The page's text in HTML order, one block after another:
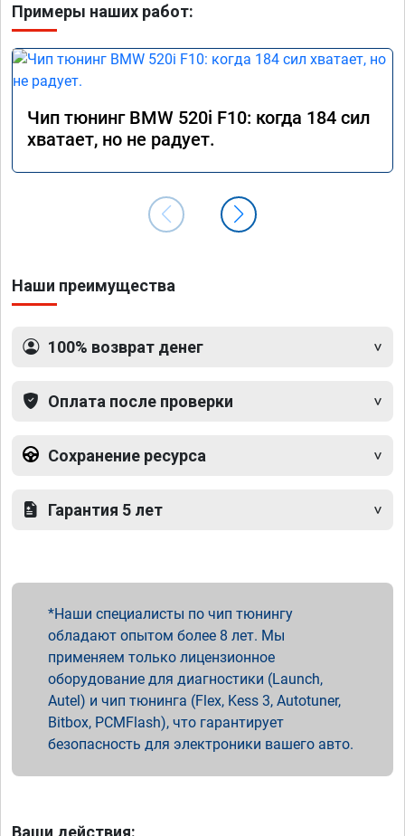
Примеры наших работ:
Чип тюнинг BMW 520i F10: когда 184 сил
хватает, но не радует.
Наши преимущества
100% возврат денег
Оплата после проверки
Сохранение ресурса
Гарантия 5 лет
Наши специалисты по чип тюнингу
обладают опытом более 8 лет. Мы
применяем только лицензионное
оборудование для диагностики (Launch,
Autel) и чип тюнинга (Flex, Kess 3, Autotuner,
Bitbox, PCMFlash), что гарантирует
безопасность для электроники вашего авто.
Ваши действия: